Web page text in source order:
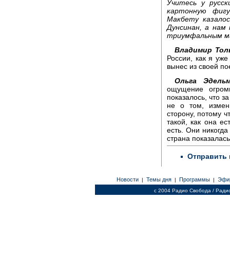
Учитесь у
картонную
Макбету
Дунсинан, а нам
триумфальным
Владимир
России, как я
вынес из своей
Ольга
ощущение
показалось, что
не о том,
сторону, потому
такой, как она
есть. Они
страна
Отправить
Новости | Темы дня | Программы |
c 2004 Радио Свобода /